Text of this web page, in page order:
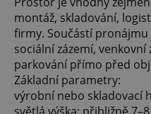
montáž, skladování,
firmy. Součástí
sociální zázemí, venkovní
parkování přímo před
Základní parametry:
výrobní nebo skladovací